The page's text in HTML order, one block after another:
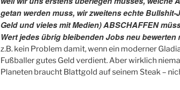
getan werden muss, wir zweitens echte Bullshit-
Geld und vieles mit Medien) ABSCHAFFEN
Wert jedes übrig bleibenden Jobs neu bewerten
z.B. kein Problem damit, wenn ein moderner
Fußballer gutes Geld verdient. Aber wirklich
Planeten braucht Blattgold auf seinem Steak –